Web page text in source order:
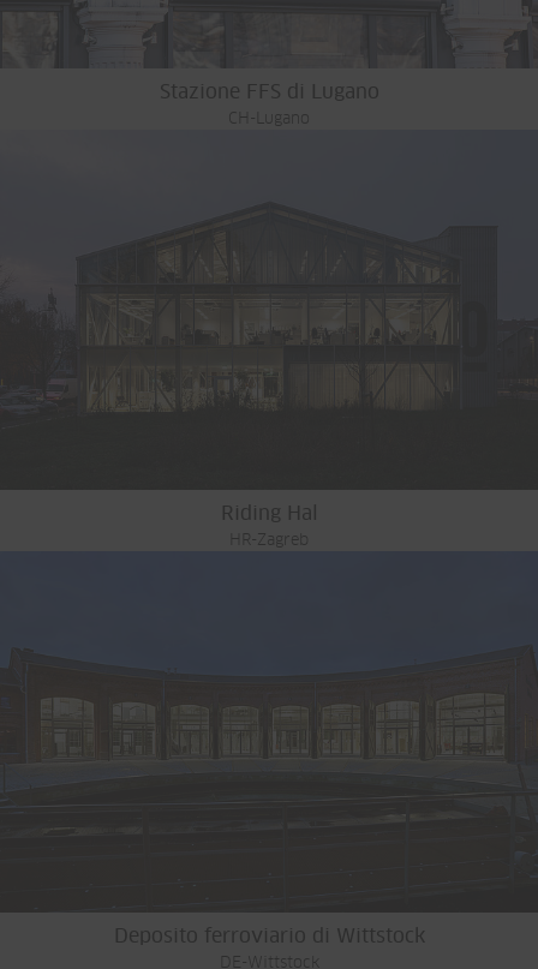
Stazione FFS di Lugano
CH-Lugano
Riding Hal
HR-Zagreb
Deposito ferroviario di Wittstock
DE-Wittstock